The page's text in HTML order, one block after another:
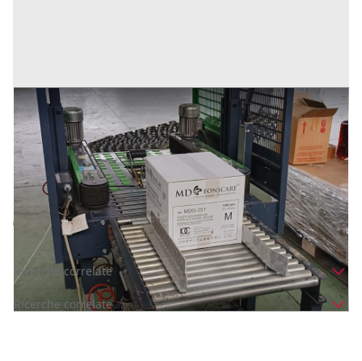
Etichettatrice / scocciatrice
Inserito il: 16/04/2024
Verduno (Cuneo)
Annuncio scaduto
Prezzo
1.750 €
Codice annuncio:1956699314
Ricerche correlate
Ricerche correlate